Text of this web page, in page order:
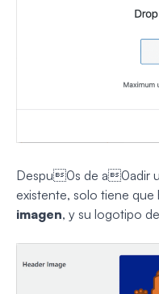
Despu0s de a0adir
existente, solo tiene
imagen, y su logotipo